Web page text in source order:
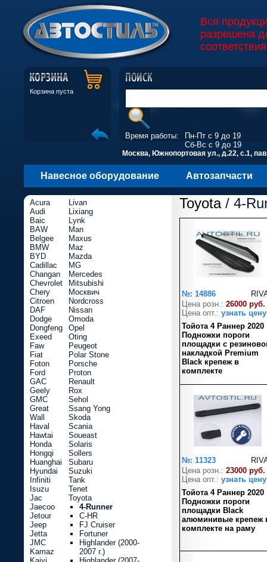
Вся
разрешена
Корзина пуста
Время работы:
Пн-Пт с 9 до 19
Сб-Вс с 9 до 19
Москва, Южнопортовая ул., д.22, с.1,
Навесное оборудование Автозапчасти
Toyota/ 4-
№: 14886
Цена розн.: 26000 руб.
Цена опт.: узнать цену
Тойота 4 Раннер 2020
Подножки пороги
площадки с
накладкой Premium
Black крепеж в
комплекте
№: 11323
Цена розн.: 23000 руб.
Цена опт.: узнать цену
Тойота 4 Раннер 2020
Подножки пороги
площадки Black
алюминивые крепеж
комплекте на раму
Acura
Audi
Baic
BAW
Belgee
BMW
BYD
Cadillac
Changan
Chevrolet
Chery
Citroen
DAF
Dodge
Dongfeng
Exeed
Faw
Fiat
Foton
Ford
GAC
Geely
GMC
Great
Wall
Haval
Hawtai
Honda
Hongqi
Huanghai
Hyundai
Infiniti
Isuzu
Jac
Jaecoo
Jetour
Jeep
Jetta
JMC
Kamaz
Livan
Lixiang
Lynk
Man
Maxus
Maz
Mazda
MG
Mercedes
Mitsubishi
Москвич
Nordcross
Nissan
Omoda
Opel
Oting
Peugeot
Polar Stone
Porsche
Proton
Renault
Rox
Sehol
Ssang Yong
Skoda
Scania
Soueast
Solaris
Sollers
Subaru
Suzuki
Tank
Tenet
Toyota
4-Runner
C-HR
FJ Cruiser
Fortuner
Highlander (2000-
2007 г.)